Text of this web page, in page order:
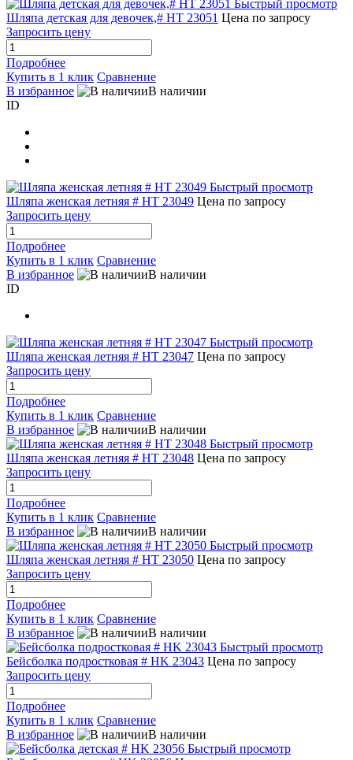
Быстрый просмотр
Шляпа детская для девочек,# HT 23051 Цена по запросу
Запросить цену
Подробнее
Купить в 1 клик Сравнение
В избранное
В наличии
ID
Быстрый просмотр
Шляпа женская летняя # HT 23049 Цена по запросу
Запросить цену
Подробнее
Купить в 1 клик Сравнение
В избранное
В наличии
ID
Быстрый просмотр
Шляпа женская летняя # HT 23047 Цена по запросу
Запросить цену
Подробнее
Купить в 1 клик Сравнение
В избранное
В наличии
Быстрый просмотр
Шляпа женская летняя # HT 23048 Цена по запросу
Запросить цену
Подробнее
Купить в 1 клик Сравнение
В избранное
В наличии
Быстрый просмотр
Шляпа женская летняя # HT 23050 Цена по запросу
Запросить цену
Подробнее
Купить в 1 клик Сравнение
В избранное
В наличии
Быстрый просмотр
Бейсболка подростковая # HK 23043 Цена по запросу
Запросить цену
Подробнее
Купить в 1 клик Сравнение
В избранное
В наличии
Быстрый просмотр